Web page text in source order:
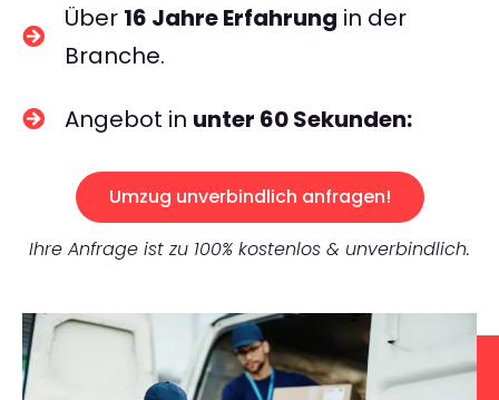
Über 16 Jahre Erfahrung in der
Branche.
Angebot in unter 60 Sekunden:
Umzug unverbindlich anfragen!
Ihre Anfrage ist zu 100% kostenlos & unverbindlich.